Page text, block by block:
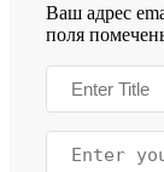
Ваш адрес
поля